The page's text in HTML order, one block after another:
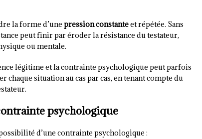
la forme d’une pression constanteet répétée. Sans
peut finir par éroder la résistance du testateur,
ou mentale.
légitime et la contrainte psychologique peut parfois
situation au cas par cas, en tenant compte du
psychologique
d’une contrainte psychologique :